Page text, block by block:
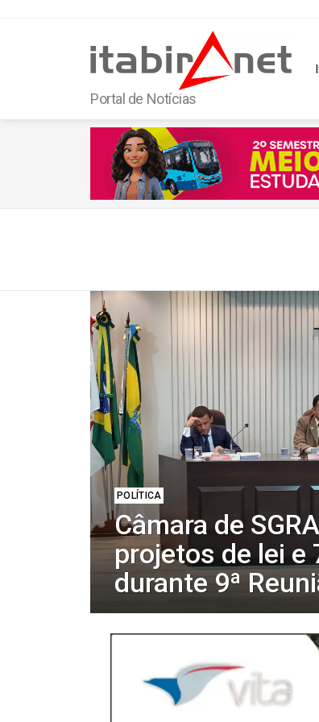
Portal de Notícias
Latest
stories
POLÍTICA
Câmara de
projetos de lei e
durante 9ª